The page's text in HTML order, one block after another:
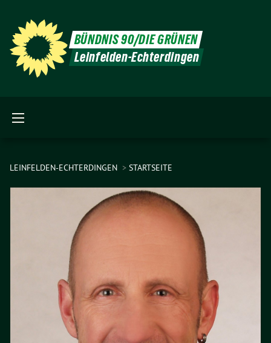
BÜNDNIS 90/DIE GRÜNEN
Leinfelden-Echterdingen
LEINFELDEN-ECHTERDINGEN STARTSEITE